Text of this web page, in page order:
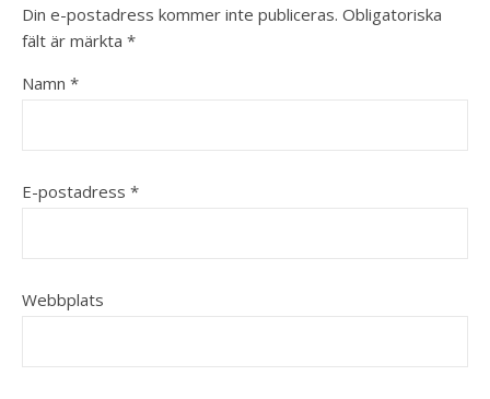
Din e-postadress kommer inte publiceras. Obligatoriska
fält är märkta *
Namn *
E-postadress *
Webbplats